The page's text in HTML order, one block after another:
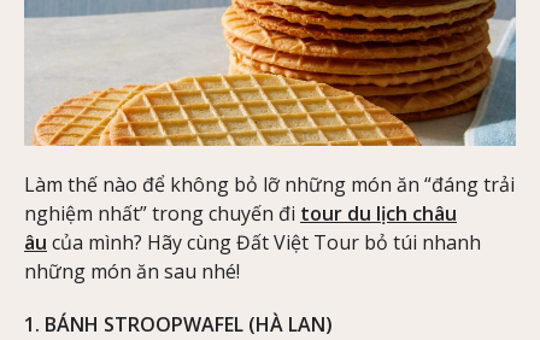
Làm thế nào để không bỏ lỡ những món ăn “đáng trải
nghiệm nhất” trong chuyến đi tour du lịch châu
âu của mình? Hãy cùng Đất Việt Tour bỏ túi nhanh
những món ăn sau nhé!
1. BÁNH STROOPWAFEL (HÀ LAN)